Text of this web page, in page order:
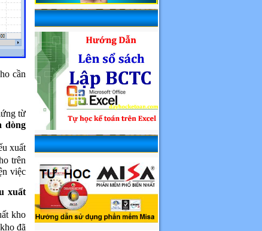
cần
từ
dòng
xuất
trên
việc
xuất
kho
đã